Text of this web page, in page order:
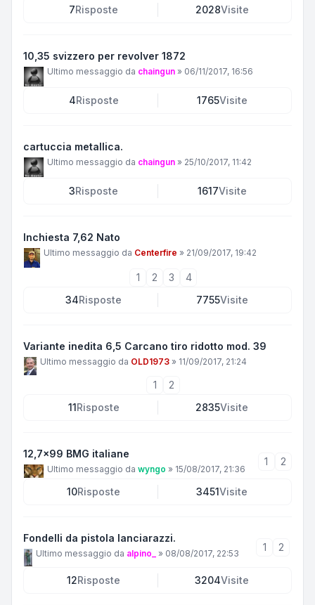
7Risposte 2028Visite
10,35 svizzero per revolver 1872
Ultimo messaggio da chaingun » 06/11/2017, 16:56
4Risposte 1765Visite
cartuccia metallica.
Ultimo messaggio da chaingun » 25/10/2017, 11:42
3Risposte 1617Visite
Inchiesta 7,62 Nato
Ultimo messaggio da Centerfire » 21/09/2017, 19:42
1 2 3
4
34Risposte 7755Visite
Variante inedita 6,5 Carcano tiro ridotto mod. 39
Ultimo messaggio da OLD1973 » 11/09/2017, 21:24
1
2
11Risposte 2835Visite
12,7x99 BMG italiane
Ultimo messaggio da wyngo » 15/08/2017, 21:36
1 2
10Risposte 3451Visite
Fondelli da pistola lanciarazzi.
Ultimo messaggio da alpino_ » 08/08/2017, 22:53
1 2
12Risposte 3204Visite